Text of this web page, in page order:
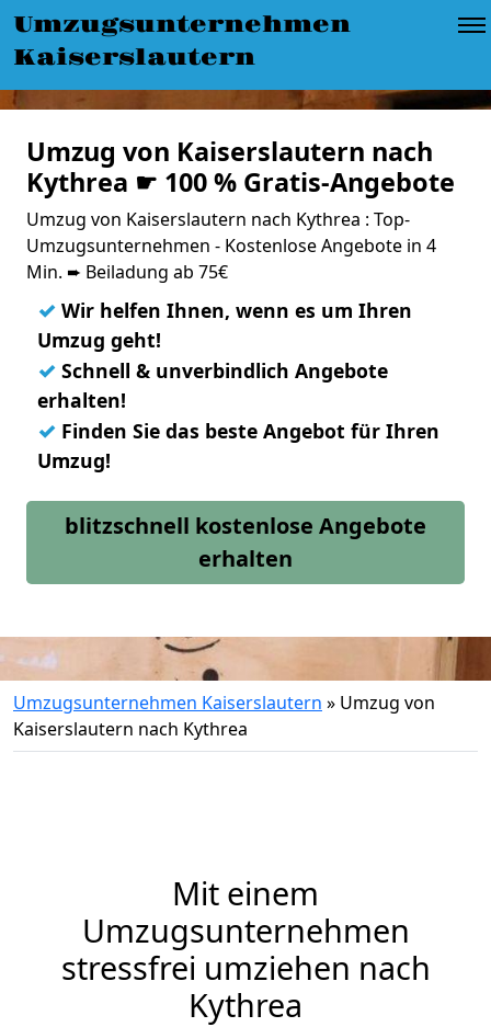
Umzugsunternehmen
Kaiserslautern
Umzug von Kaiserslautern nach
Kythrea ☛ 100 % Gratis-Angebote
Umzug von Kaiserslautern nach Kythrea : Top-
Umzugsunternehmen - Kostenlose Angebote in 4
Min. ➨ Beiladung ab 75€
✓ Wir helfen Ihnen, wenn es um Ihren
Umzug geht!
✓ Schnell & unverbindlich Angebote
erhalten!
✓ Finden Sie das beste Angebot für Ihren
Umzug!
blitzschnell kostenlose Angebote
erhalten
Umzugsunternehmen Kaiserslautern » Umzug von
Kaiserslautern nach Kythrea
Mit einem
Umzugsunternehmen
stressfrei umziehen nach
Kythrea